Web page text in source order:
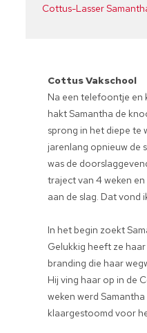
Cottus-Lasser
Cottus Vakschool
Na een telefoontje en
hakt Samantha de
sprong in het diepe te
jarenlang opnieuw de
was de
traject van 4 weken
aan de slag. Dat vond
In het begin zoekt
Gelukkig heeft ze
branding die haar
Hij ving haar op in de
weken werd
klaargestoomd voor